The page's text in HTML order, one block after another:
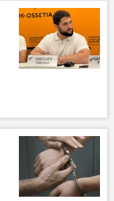
Комитет по молодежной политике и спорту Южной Осетии